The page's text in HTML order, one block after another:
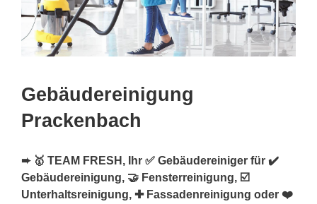
Gebäudereinigung
Prackenbach
➨ 🥇 TEAM FRESH, Ihr ✅ Gebäudereiniger für ✔️
Gebäudereinigung, 🤝 Fensterreinigung, ☑️
Unterhaltsreinigung, ✚ Fassadenreinigung oder ❤️